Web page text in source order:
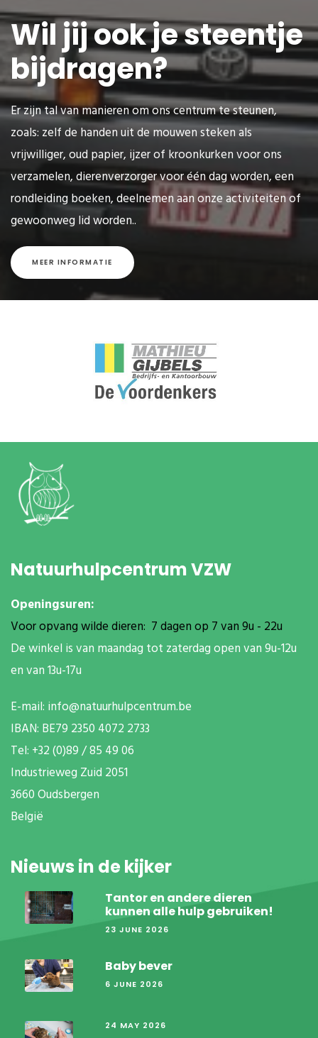
Wil jij ook je steentje
bijdragen?
Er zijn tal van manieren om ons centrum te steunen,
zoals: zelf de handen uit de mouwen steken als
vrijwilliger, oud papier, ijzer of kroonkurken voor ons
verzamelen, dierenverzorger voor één dag worden, een
rondleiding boeken, deelnemen aan onze activiteiten of
gewoonweg lid worden..
MEER INFORMATIE
Natuurhulpcentrum VZW
Openingsuren:
Voor opvang wilde dieren: 7 dagen op 7 van 9u - 22u
De winkel is van maandag tot zaterdag open van 9u-12u
en van 13u-17u
E-mail: info@natuurhulpcentrum.be
IBAN: BE79 2350 4072 2733
Tel: +32 (0)89 / 85 49 06
Industrieweg Zuid 2051
3660 Oudsbergen
België
Nieuws in de kijker
Tantor en andere dieren
kunnen alle hulp gebruiken!
23 JUNE 2026
Baby bever
6 JUNE 2026
24 MAY 2026